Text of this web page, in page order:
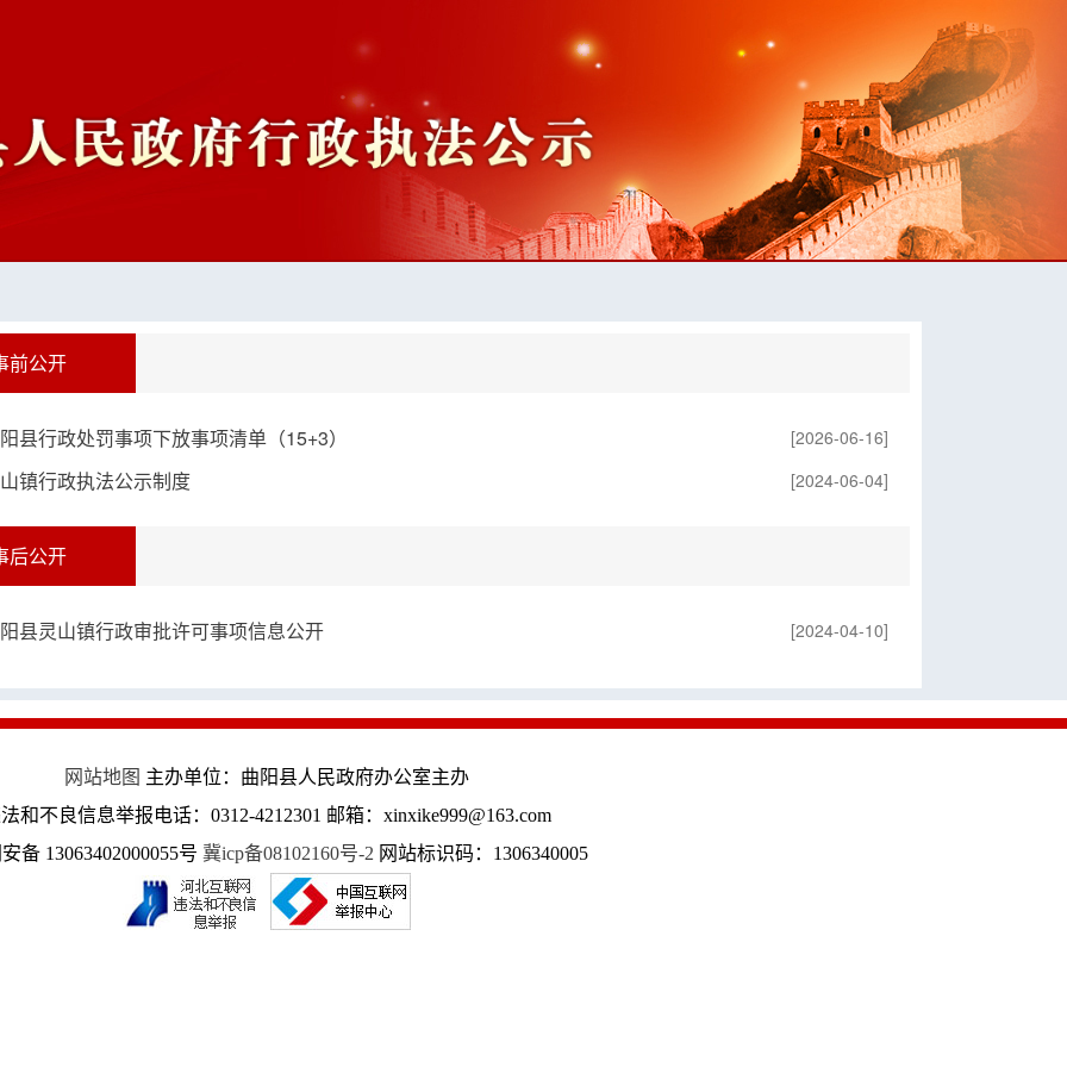
前公开
县行政处罚事项下放事项清单（15+3） [2026-06-16]
镇行政执法公示制度 [2024-06-04]
后公开
县灵山镇行政审批许可事项信息公开 [2024-04-10]
网站地图 主办单位：曲阳县人民政府办公室主办
和不良信息举报电话：0312-4212301 邮箱：xinxike999@163.com
备 13063402000055号 冀icp备08102160号-2 网站标识码：1306340005